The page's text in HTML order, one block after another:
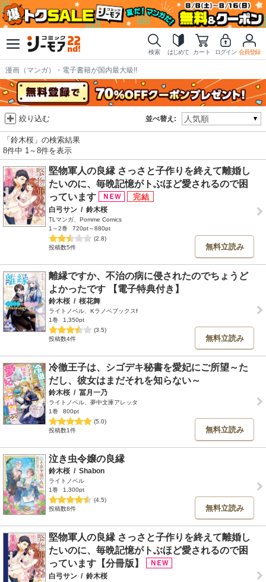
検索 はじめて カート ログイン 会員登録
漫画（マンガ）・電子書籍が国内最大級!!
並べ替え:
絞り込む
「鈴木桜」の検索結果
8件中 1～8件を表示
堅物軍人の良縁 さっさと子作りを終えて離婚し
たいのに、毎晩記憶がトぶほど愛されるので困
っています
白弓サン / 鈴木桜
TLマンガ、Pomme Comics
1～2巻
720pt～880pt
(2.8)
投稿数5件
無料立読み
離縁ですか、不治の病に侵されたのでちょうど
よかったです 【電子特典付き】
鈴木桜 / 桜花舞
ライトノベル、Kラノベブックスf
1巻
1,350pt
(3.5)
投稿数4件
無料立読み
冷徹王子は、シゴデキ秘書を愛妃にご所望～た
だし、彼女はまだそれを知らない～
鈴木桜 / 冨月一乃
ライトノベル、夢中文庫アレッタ
1巻
800pt
(5.0)
投稿数1件
無料立読み
泣き虫令嬢の良縁
鈴木桜 / Shabon
ライトノベル
1巻
1,300pt
(4.5)
投稿数8件
無料立読み
堅物軍人の良縁 さっさと子作りを終えて離婚し
たいのに、毎晩記憶がトぶほど愛されるので困
っています【分冊版】
白弓サン / 鈴木桜